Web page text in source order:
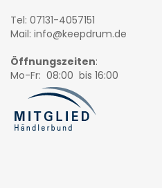
Tel: 07131-4057151
Mail: info@keepdrum.de
Öffnungszeiten:
Mo-Fr: 08:00 bis 16:00